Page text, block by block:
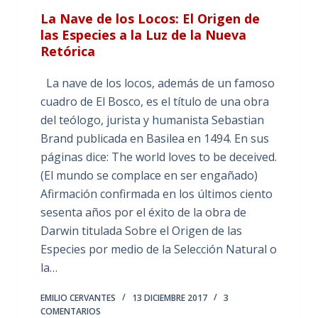
La Nave de los Locos: El Origen de
las Especies a la Luz de la Nueva
Retórica
La nave de los locos, además de un famoso
cuadro de El Bosco, es el título de una obra
del teólogo, jurista y humanista Sebastian
Brand publicada en Basilea en 1494. En sus
páginas dice: The world loves to be deceived.
(El mundo se complace en ser engañado)
Afirmación confirmada en los últimos ciento
sesenta años por el éxito de la obra de
Darwin titulada Sobre el Origen de las
Especies por medio de la Selección Natural o
la…
EMILIO CERVANTES 13 DICIEMBRE 2017
3
COMENTARIOS